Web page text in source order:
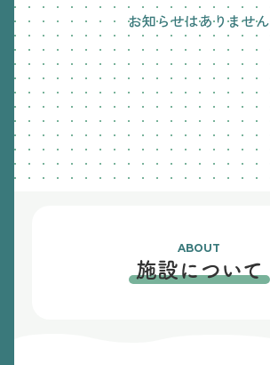
お知らせはありません
ABOUT
施設について